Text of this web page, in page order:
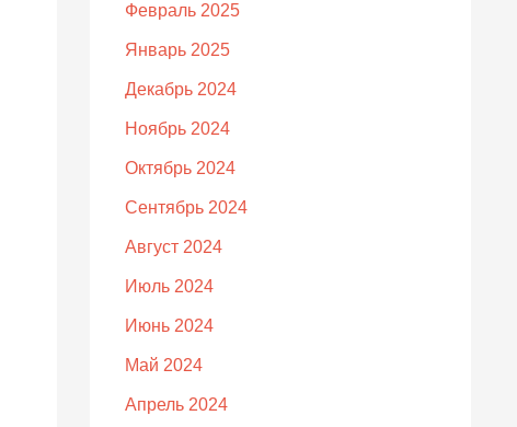
Февраль 2025
Январь 2025
Декабрь 2024
Ноябрь 2024
Октябрь 2024
Сентябрь 2024
Август 2024
Июль 2024
Июнь 2024
Май 2024
Апрель 2024